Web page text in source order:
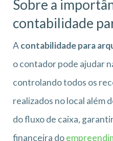
Sobre a
contabilidade
Acontabilidade para
o contador pode ajudar
controlando todos os
realizados no local além
do fluxo de caixa,
financeira do